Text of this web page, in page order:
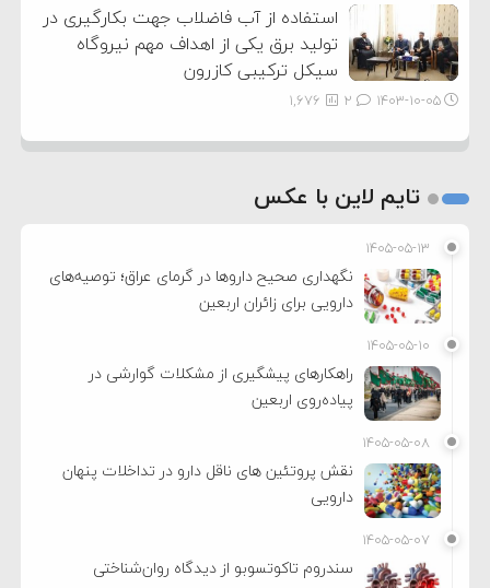
استفاده از آب فاضلاب جهت بکارگیری در
تولید برق یکی از اهداف مهم نیروگاه
سیکل ترکیبی کازرون
۱۴۰۳-۱۰-۰۵ 1,676
تایم لاین با عکس
۱۴۰۵-۰۵-۱۳
نگهداری صحیح داروها در گرمای عراق؛ توصیه‌های
دارویی برای زائران اربعین
۱۴۰۵-۰۵-۱۰
راهکارهای پیشگیری از مشکلات گوارشی در
پیاده‌روی اربعین
۱۴۰۵-۰۵-۰۸
نقش پروتئین های ناقل دارو در تداخلات پنهان
دارویی
۱۴۰۵-۰۵-۰۷
سندروم تاکوتسوبو از دیدگاه روان‌شناختی